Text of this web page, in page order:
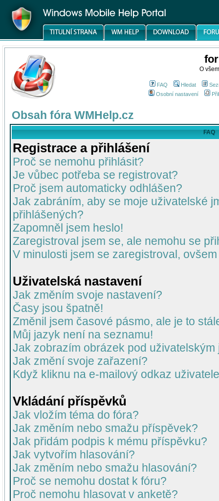
O
FAQ Hledat
Osobní nastavení
Obsah fóra WMHelp.cz
FAQ
Registrace a přihlášení
Proč se nemohu přihlásit?
Je vůbec potřeba se registrovat?
Proč jsem automaticky odhlášen?
Jak zabráním, aby se moje uživatelské
přihlášených?
Zapomněl jsem heslo!
Zaregistroval jsem se, ale nemohu se
V minulosti jsem se zaregistroval,
Uživatelská nastavení
Jak změním svoje nastavení?
Časy jsou špatně!
Změnil jsem časové pásmo, ale je to
Můj jazyk není na seznamu!
Jak zobrazím obrázek pod uživatelským
Jak změní svoje zařazení?
Když kliknu na e-mailový odkaz
Vkládání příspěvků
Jak vložím téma do fóra?
Jak změním nebo smažu příspěvek?
Jak přidám podpis k mému příspěvku?
Jak vytvořím hlasování?
Jak změním nebo smažu hlasování?
Proč se nemohu dostat k fóru?
Proč nemohu hlasovat v anketě?